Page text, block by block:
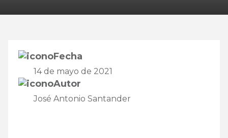
Fecha
14 de mayo de 2021
Autor
José Antonio Santander